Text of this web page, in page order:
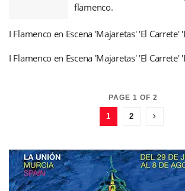
flamenco.
I Flamenco en Escena 'Majaretas' 'El Carrete'
I Flamenco en Escena 'Majaretas' 'El Carrete'
PAGE 1 OF 2
1 2